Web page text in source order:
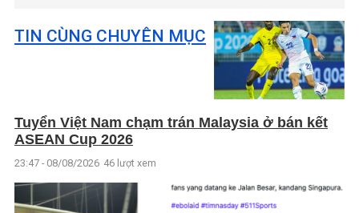
TIN CÙNG CHUYÊN MỤC
Tuyển Việt Nam chạm trán Malaysia ở bán kết
ASEAN Cup 2026
23:47 - 08/08/2026 46 lượt xem